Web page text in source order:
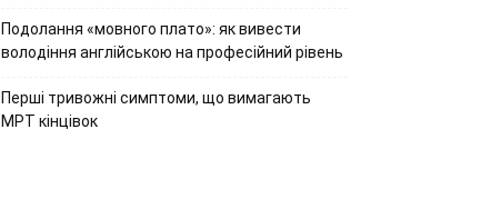
Подолання «мовного плато»: як вивести
володіння англійською на професійний рівень
Перші тривожні симптоми, що вимагають
МРТ кінцівок